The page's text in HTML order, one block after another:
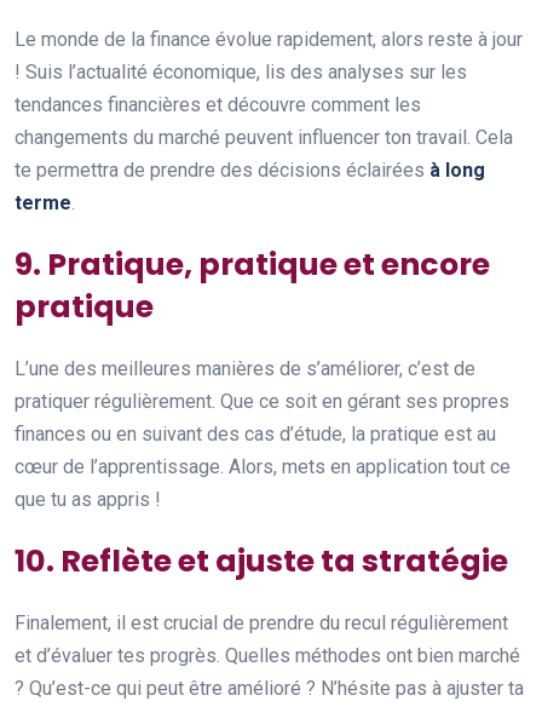
Le monde de la finance évolue rapidement, alors reste à jour
! Suis l’actualité économique, lis des analyses sur les
tendances financières et découvre comment les
changements du marché peuvent influencer ton travail. Cela
te permettra de prendre des décisions éclairées à long
terme.
9. Pratique, pratique et encore
pratique
L’une des meilleures manières de s’améliorer, c’est de
pratiquer régulièrement. Que ce soit en gérant ses propres
finances ou en suivant des cas d’étude, la pratique est au
cœur de l’apprentissage. Alors, mets en application tout ce
que tu as appris !
10. Reflète et ajuste ta stratégie
Finalement, il est crucial de prendre du recul régulièrement
et d’évaluer tes progrès. Quelles méthodes ont bien marché
? Qu’est-ce qui peut être amélioré ? N’hésite pas à ajuster ta